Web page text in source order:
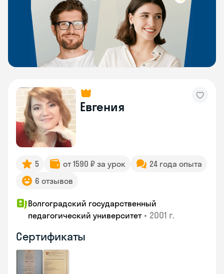
Евгения
5 от 1590 ₽ за урок
24 года опыта
6 отзывов
Волгоградский государственный
педагогический университет • 2001 г.
Сертификаты